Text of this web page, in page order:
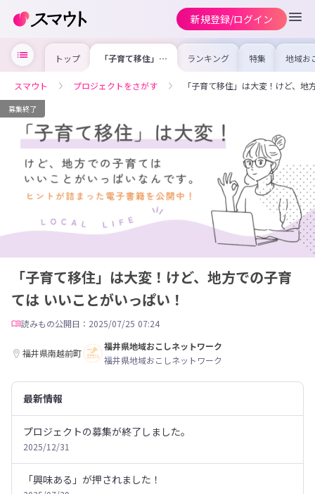
新規登録/ログイン
トップ 「子育て移住」は
大変！けど、地方
いことがいっぱ
い！
ランキング 特集 地域お
の求
を集め
事内容
を比較
スマウト プロジェクトをさがす 「子育て移住」は大変！けど、
募集終了
「子育て移住」は大変！けど、地方での子育
ては いいことがいっぱい！
読みもの公開日：2025/07/25 07:24
福井県南越前町
福井県地域おこしネットワーク
福井県地域おこしネットワーク
最新情報
プロジェクトの募集が終了しました。
2025/12/31
「興味ある」が押されました！